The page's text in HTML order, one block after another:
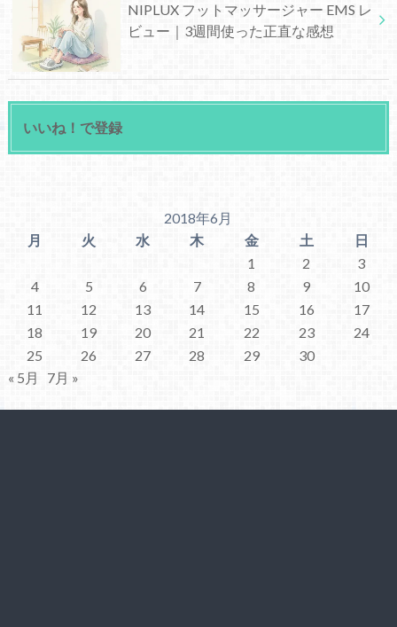
NIPLUX フットマッサージャー EMS レ
ビュー｜3週間使った正直な感想
いいね！で登録
2018年6月
月
火 水 木 金 土
日
1
2
3
4
5 6 7 8 9
10
11
12 13 14 15 16
17
18
19 20 21 22 23
24
25
26 27 28 29
30
« 5月
7月 »